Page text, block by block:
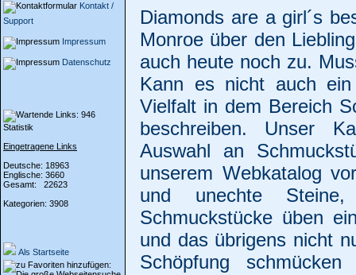
Kontakt /
Support
Impressum
Datenschutz
Statistik
Eingetragene Links
Deutsche: 18963
Englische: 3660
Gesamt: 22623
Kategorien: 3908
Als Startseite
Diamonds are a girl´s
Monroe über den
auch heute noch zu.
Kann es nicht auch
Vielfalt in dem Bereich
beschreiben. Unser
Auswahl an
unserem Webkatalog
und unechte
Schmuckstücke üben
und das übrigens nicht
Schöpfung